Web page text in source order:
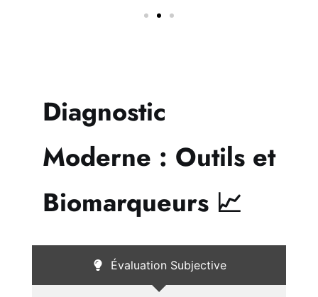
Diagnostic
Moderne : Outils et
Biomarqueurs 📈
Évaluation Subjective